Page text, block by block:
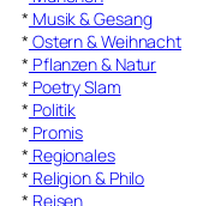
* Musik & Gesang
* Ostern & Weihnacht
* Pflanzen & Natur
* Poetry Slam
* Politik
* Promis
* Regionales
* Religion & Philo
* Reisen